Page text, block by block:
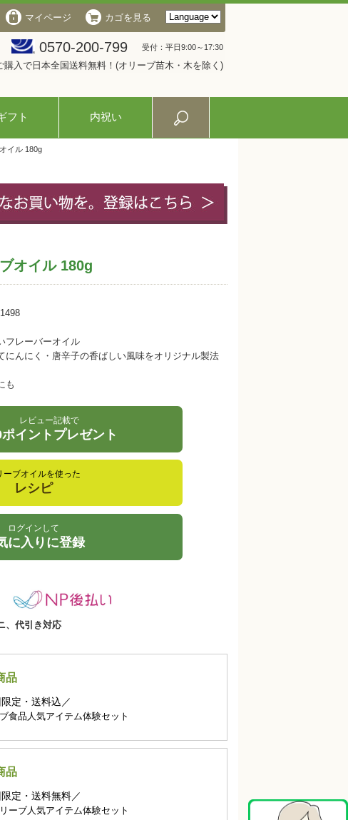
マイページ カゴを見る
0570-200-799 受付：平日9:00～17:30
購入で日本全国送料無料！(オリーブ苗木・木を除く)
フト 内祝い
イル 180g
オイル 180g
フレーバーオイル
にんにく・唐辛子の香ばしい風味をオリジナル製法
も
レビュー記載で
イントプレゼント
ーブオイルを使った
レシピ
ログインして
に入りに登録
、代引き対応
品
定・送料込／
食品人気アイテム体験セット
品
定・送料無料／
ーブ人気アイテム体験セット